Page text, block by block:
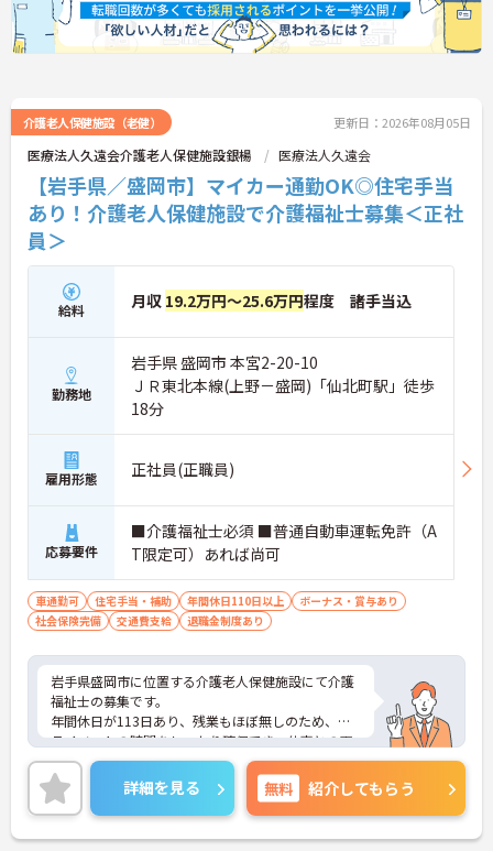
介護老人保健施設（老健） 更新日：2026年08月05日
医療法人久遠会介護老人保健施設銀楊 医療法人久遠会
【岩手県／盛岡市】マイカー通勤OK◎住宅手当
あり！介護老人保健施設で介護福祉士募集＜正社
員＞
給料 月収 19.2万円～25.6万円程度 諸手当込
勤務地
岩手県 盛岡市 本宮2-20-10
ＪＲ東北本線(上野－盛岡)「仙北町駅」徒歩
18分
雇用形態 正社員(正職員)
応募要件
■介護福祉士必須 ■普通自動車運転免許（A
T限定可）あれば尚可
車通勤可 住宅手当・補助 年間休日110日以上
ボーナス・賞与あり
社会保険完備
交通費支給 退職金制度あり
岩手県盛岡市に位置する介護老人保健施設にて介護
福祉士の募集です。
年間休日が113日あり、残業もほぼ無しのため、プ
ライベートの時間をしっかり確保でき、仕事との両
立がしやすい職場です◎
また、昇給と計3.90ヵ月分の賞与実績があり、あな
たの頑張りがしっかり評価され、やりがいを持って
お仕事ができます！
ご興味ある方は面接ポイントをお伝えしますので、
詳細を見る 無料 紹介してもらう